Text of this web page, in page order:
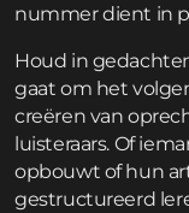
nummer dient in
Houd in
gaat om het
creëren van
luisteraars. Of
opbouwt of hun
gestructureerd